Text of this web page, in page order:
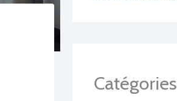
Catégories